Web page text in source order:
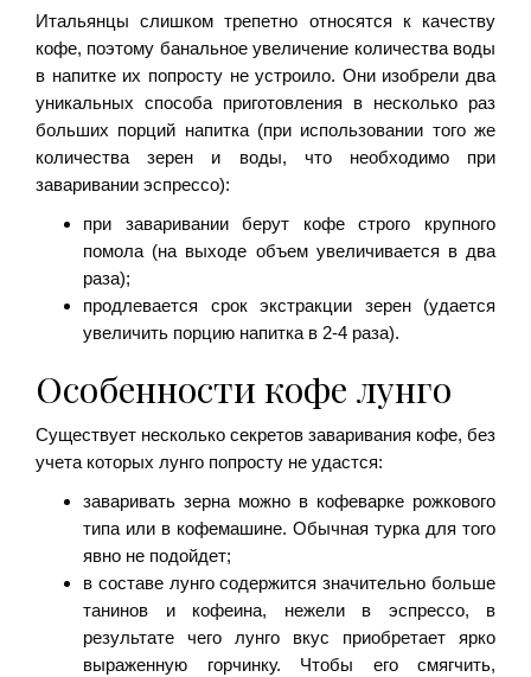
Итальянцы слишком трепетно относятся к качеству
кофе, поэтому банальное увеличение количества воды
в напитке их попросту не устроило. Они изобрели два
уникальных способа приготовления в несколько раз
больших порций напитка (при использовании того же
количества зерен и воды, что необходимо при
заваривании эспрессо):
при заваривании берут кофе строго крупного
помола (на выходе объем увеличивается в два
раза);
продлевается срок экстракции зерен (удается
увеличить порцию напитка в 2-4 раза).
Особенности кофе лунго
Существует несколько секретов заваривания кофе, без
учета которых лунго попросту не удастся:
заваривать зерна можно в кофеварке рожкового
типа или в кофемашине. Обычная турка для того
явно не подойдет;
в составе лунго содержится значительно больше
танинов и кофеина, нежели в эспрессо, в
результате чего лунго вкус приобретает ярко
выраженную горчинку. Чтобы его смягчить,